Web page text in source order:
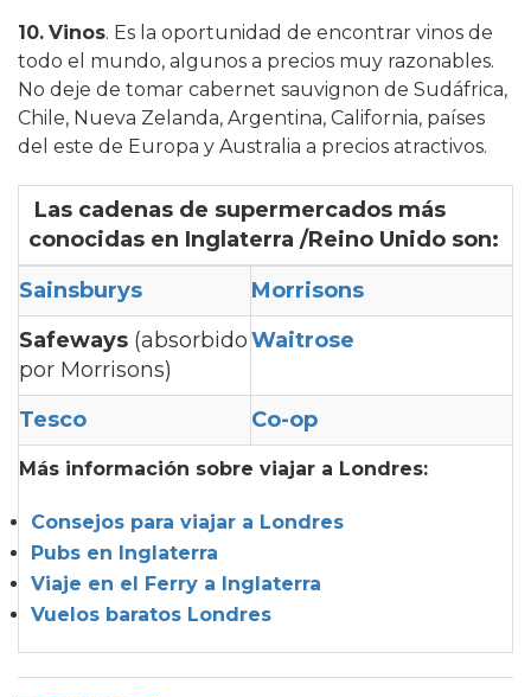
10. Vinos. Es la oportunidad de encontrar vinos de
todo el mundo, algunos a precios muy razonables.
No deje de tomar cabernet sauvignon de Sudáfrica,
Chile, Nueva Zelanda, Argentina, California, países
del este de Europa y Australia a precios atractivos.
Las cadenas de supermercados más
conocidas en Inglaterra /Reino Unido son:
Sainsburys
Morrisons
Safeways (absorbido
por Morrisons)
Waitrose
Tesco Co-op
Más información sobre viajar a Londres:
Consejos para viajar a Londres
Pubs en Inglaterra
Viaje en el Ferry a Inglaterra
Vuelos baratos Londres